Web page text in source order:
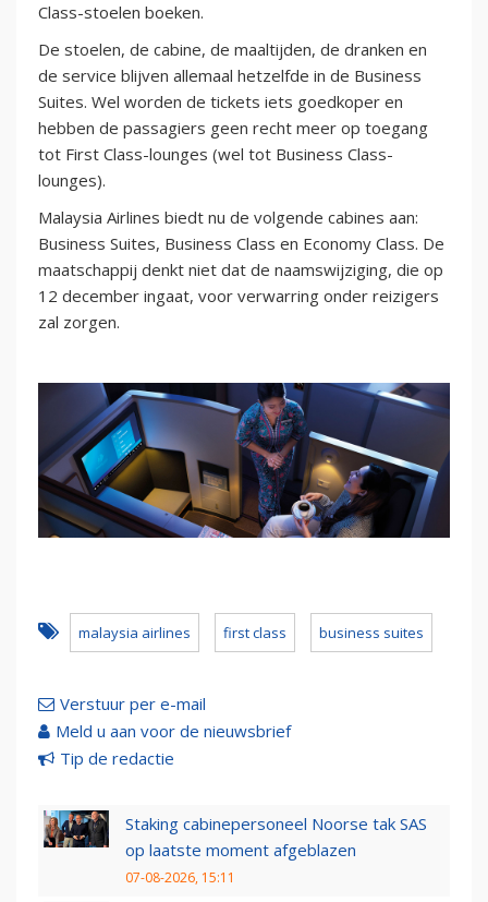
Class-stoelen boeken.
De stoelen, de cabine, de maaltijden, de dranken en
de service blijven allemaal hetzelfde in de Business
Suites. Wel worden de tickets iets goedkoper en
hebben de passagiers geen recht meer op toegang
tot First Class-lounges (wel tot Business Class-
lounges).
Malaysia Airlines biedt nu de volgende cabines aan:
Business Suites, Business Class en Economy Class. De
maatschappij denkt niet dat de naamswijziging, die op
12 december ingaat, voor verwarring onder reizigers
zal zorgen.
malaysia airlines first class business suites
Verstuur per e-mail
Meld u aan voor de nieuwsbrief
Tip de redactie
Staking cabinepersoneel Noorse tak SAS
op laatste moment afgeblazen
07-08-2026, 15:11